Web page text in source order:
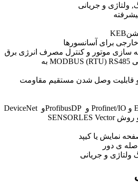
, ولتاژی و جریانی
KEB
برای آسانسورها
سازی موتور و کنترل مصرف انرژی برق
MODBUS (RTU) RS485 به
و قابلیت وصل شدن مستقیم مقاومت
و Profinet/IO و ProfibusDPو DeviceNet
روشSENSORLES Vector
نمایش یا کیپد
ی دور
ولتاژی و جریانی